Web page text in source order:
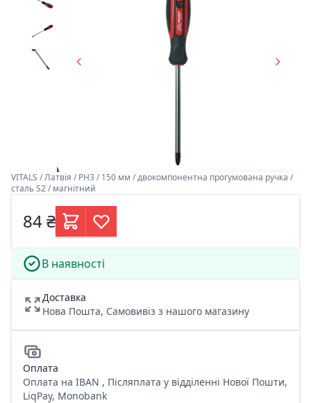
VITALS / Латвія / PH3 / 150 мм / двокомпонентна прогумована ручка /
сталь S2 / магнітний
84 ₴
В наявності
Доставка
Нова Пошта, Самовивіз з нашого магазину
Оплата
Оплата на IBAN , Післяплата у відділенні Нової Пошти,
LiqPay, Monobank